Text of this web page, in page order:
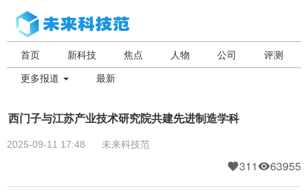
首页 新科技 焦点 人物 公司 评测
更多报道 最新
西门子与江苏产业技术研究院共建先进制造学科
2025-09-11 17:48 未来科技范
311 63955